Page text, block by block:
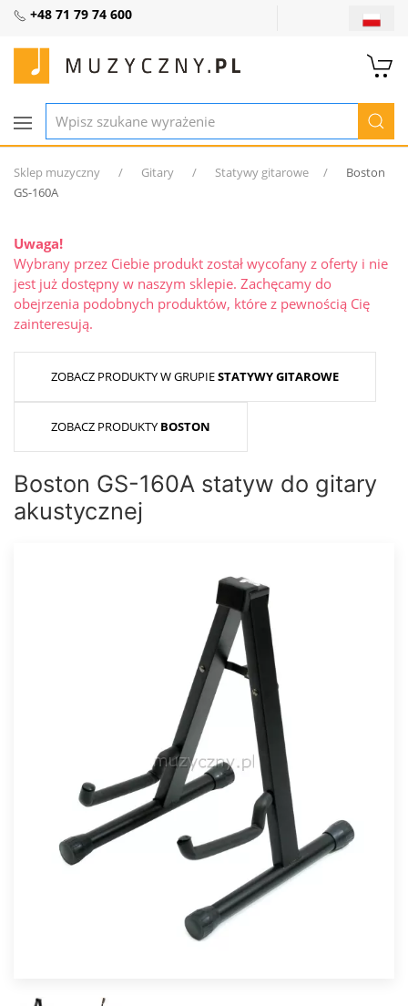
+48 71 79 74 600
Sklep muzyczny Gitary Statywy gitarowe
Boston
GS-160A
Uwaga!
Wybrany przez Ciebie produkt został wycofany z oferty i nie
jest już dostępny w naszym sklepie. Zachęcamy do
obejrzenia podobnych produktów, które z pewnością Cię
zainteresują.
ZOBACZ PRODUKTY W GRUPIESTATYWY GITAROWE
ZOBACZ PRODUKTY BOSTON
Boston GS-160A statyw do gitary
akustycznej